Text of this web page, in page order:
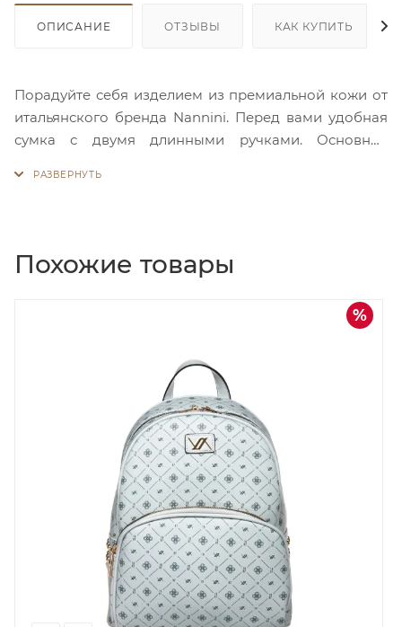
ОПИСАНИЕ ОТЗЫВЫ КАК КУПИТЬ
Порадуйте себя изделием из премиальной кожи от
итальянского бренда Nannini. Перед вами удобная
сумка с двумя длинными ручками. Основное
яркой фурнитурой. На каждый день или особый
случай – выбор Nannini актуален всегда.
Похожие товары
Скидка
50%